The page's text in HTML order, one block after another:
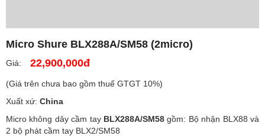
Micro Shure BLX288A/SM58 (2micro)
Giá: 22,900,000đ
(Giá trên chưa bao gồm thuế GTGT 10%)
Xuất xứ: China
Micro không dây cầm tay BLX288A/SM58 gồm: Bộ nhận BLX88 và
2 bộ phát cầm tay BLX2/SM58